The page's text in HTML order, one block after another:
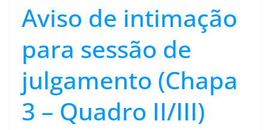
Aviso de intimação
para sessão de
julgamento (Chapa
3 – Quadro II/III)